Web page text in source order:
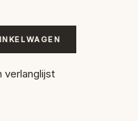
verlanglijst